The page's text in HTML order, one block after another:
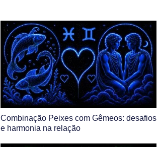
Combinação Peixes com Gêmeos: desafios
e harmonia na relação